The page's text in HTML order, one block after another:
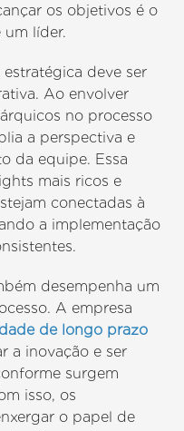
os objetivos é o
líder.
deve ser
Ao envolver
no processo
a perspectiva e
da equipe. Essa
mais ricos e
conectadas à
a implementação
desempenha um
A empresa
de longo prazo
a inovação e ser
surgem
isso, os
o papel de